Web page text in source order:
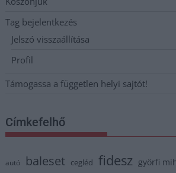
Tag bejelentkezés
Jelszó visszaállítása
Profil
Támogassa a független helyi sajtót!
Címkefelhő
autó baleset cegléd fidesz györfi